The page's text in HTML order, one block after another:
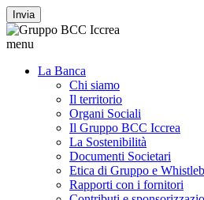
Invia
menu
La Banca
Chi siamo
Il territorio
Organi Sociali
Il Gruppo BCC Iccrea
La Sostenibilità
Documenti Societari
Etica di Gruppo e
Rapporti con i fornitori